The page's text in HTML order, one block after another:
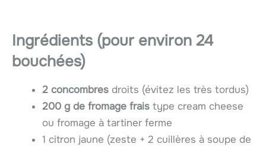
Ingrédients (pour environ 24
bouchées)
2 concombres droits (évitez les très tordus)
200 g de fromage frais type cream cheese
ou fromage à tartiner ferme
1 citron jaune (zeste + 2 cuillères à soupe de